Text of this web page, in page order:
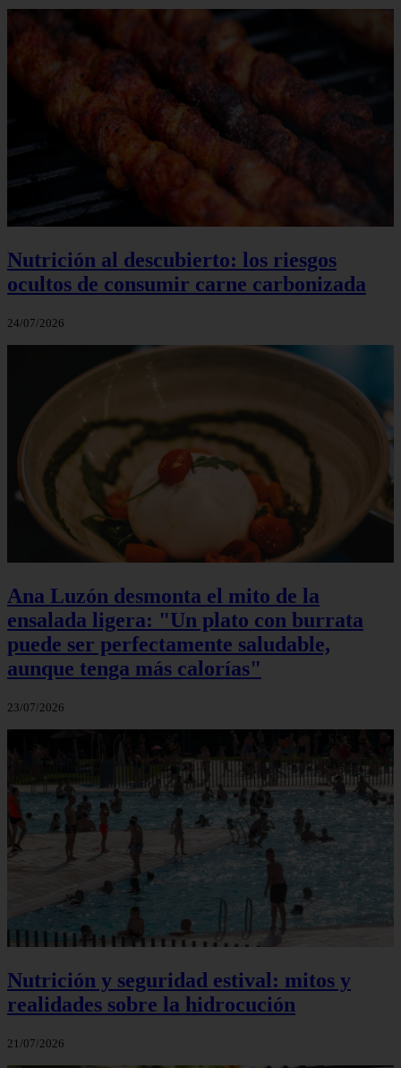
Nutrición al descubierto: los riesgos
ocultos de consumir carne carbonizada
24/07/2026
Ana Luzón desmonta el mito de la
ensalada ligera: "Un plato con burrata
puede ser perfectamente saludable,
aunque tenga más calorías"
23/07/2026
Nutrición y seguridad estival: mitos y
realidades sobre la hidrocución
21/07/2026